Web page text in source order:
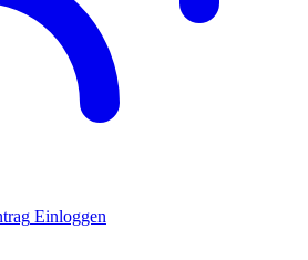
Einloggen